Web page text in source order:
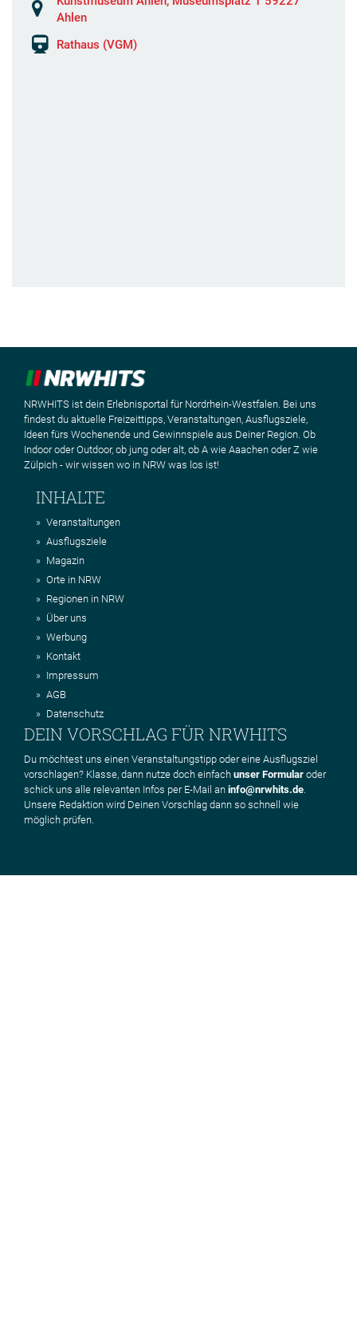
Ahlen
Rathaus (VGM)
NRWHITS ist dein Erlebnisportal für Nordrhein-Westfalen. Bei uns
findest du aktuelle Freizeittipps, Veranstaltungen, Ausflugsziele,
Ideen fürs Wochenende und Gewinnspiele aus Deiner Region. Ob
Indoor oder Outdoor, ob jung oder alt, ob A wie Aaachen oder Z wie
Zülpich - wir wissen wo in NRW was los ist!
INHALTE
Veranstaltungen
Ausflugsziele
Magazin
Orte in NRW
Regionen in NRW
Über uns
Werbung
Kontakt
Impressum
AGB
Datenschutz
DEIN VORSCHLAG FÜR NRWHITS
Du möchtest uns einen Veranstaltungstipp oder eine Ausflugsziel
vorschlagen? Klasse, dann nutze doch einfach unser Formular oder
schick uns alle relevanten Infos per E-Mail an info@nrwhits.de
Unsere Redaktion wird Deinen Vorschlag dann so schnell wie
möglich prüfen.